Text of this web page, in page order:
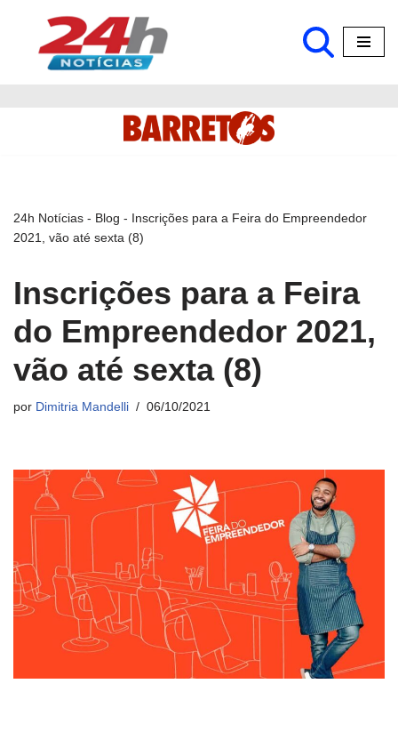
Pular
24h Notícias - Blog - Inscrições para a Feira do Empreendedor
2021, vão até sexta (8)
Inscrições para a Feira
do Empreendedor 2021,
vão até sexta (8)
por Dimitria Mandelli 06/10/2021